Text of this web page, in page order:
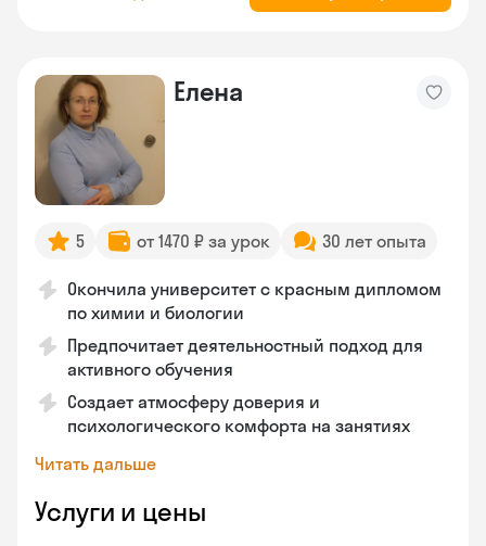
Елена
5 от 1470 ₽ за урок 30 лет опыта
Окончила университет с красным дипломом
по химии и биологии
Предпочитает деятельностный подход для
активного обучения
Создает атмосферу доверия и
психологического комфорта на занятиях
Читать дальше
Услуги и цены